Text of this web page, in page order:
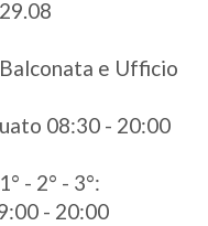
e Ufficio
08:30 - 20:00
- 2° - 3°:
- 20:00